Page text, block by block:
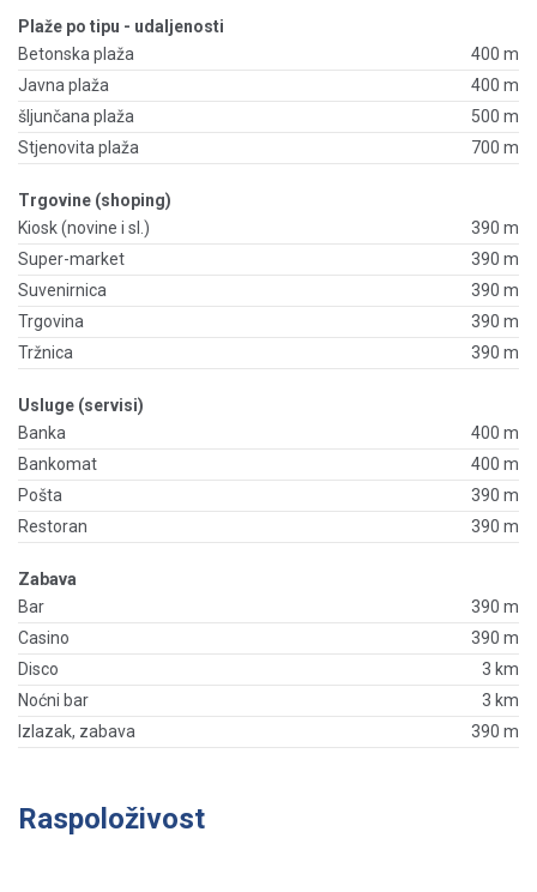
Plaže po tipu - udaljenosti
Betonska plaža
400 m
Javna plaža
400 m
šljunčana plaža
500 m
Stjenovita plaža
700 m
Trgovine (shoping)
Kiosk (novine i sl.)
390 m
Super-market
390 m
Suvenirnica
390 m
Trgovina
390 m
Tržnica
390 m
Usluge (servisi)
Banka
400 m
Bankomat
400 m
Pošta
390 m
Restoran
390 m
Zabava
Bar
390 m
Casino
390 m
Disco
3 km
Noćni bar
3 km
Izlazak, zabava
390 m
Raspoloživost